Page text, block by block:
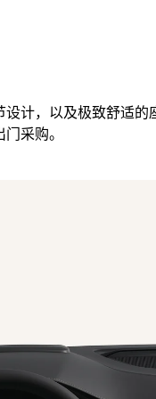
计，以及极致舒适的
采购。